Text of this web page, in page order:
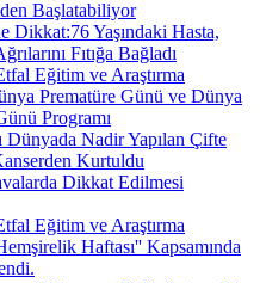
Başlatabiliyor
Dikkat:76 Yaşındaki Hasta,
Fıtığa Bağladı
Eğitim ve Araştırma
Prematüre Günü ve Dünya
Programı
Dünyada Nadir Yapılan Çifte
Kurtuldu
Dikkat Edilmesi
Eğitim ve Araştırma
Haftası'' Kapsamında